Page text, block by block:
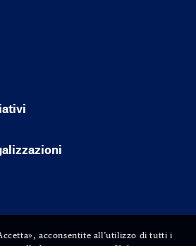
acconsentite all’utilizzo di tutti i